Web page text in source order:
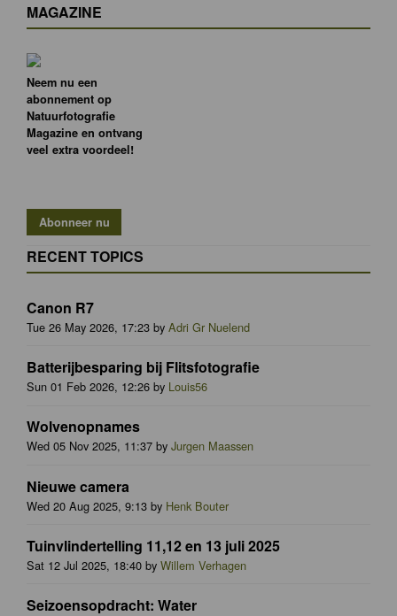
MAGAZINE
Neem nu een
abonnement op
Natuurfotografie
Magazine en ontvang
veel extra voordeel!
RECENT TOPICS
Canon R7
Tue 26 May 2026, 17:23 by Adri Gr Nuelend
Batterijbesparing bij Flitsfotografie
Sun 01 Feb 2026, 12:26 by Louis56
Wolvenopnames
Wed 05 Nov 2025, 11:37 by Jurgen Maassen
Nieuwe camera
Wed 20 Aug 2025, 9:13 by Henk Bouter
Tuinvlindertelling 11,12 en 13 juli 2025
Sat 12 Jul 2025, 18:40 by Willem Verhagen
Seizoensopdracht: Water